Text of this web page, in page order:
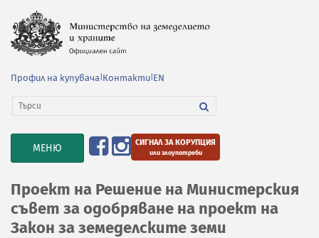
Профил на купувача Контакти EN
TOGGLE
NAVIGATION
МЕНЮ СИГНАЛ ЗА КОРУПЦИЯ
или злоупотреби
Проект на Решение на Министерския
съвет за одобряване на проект на
Закон за земеделските земи